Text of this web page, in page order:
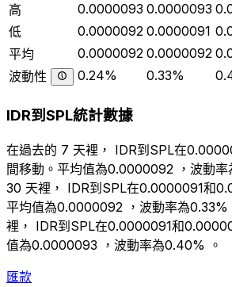
高
0.0000093 0.0000093
低
0.0000092 0.0000091
平均
0.0000092 0.0000092
波動性
0.24% 0.33%
IDR到SPL統計數據
在過去的 7 天裡， IDR到SPL在
間移動。平均值為0.0000092 ，波動
30 天裡， IDR到SPL在0.0000091和
平均值為0.0000092 ，波動率為0.33%
裡， IDR到SPL在0.0000091和
值為0.0000093 ，波動率為0.40% 。
匯款